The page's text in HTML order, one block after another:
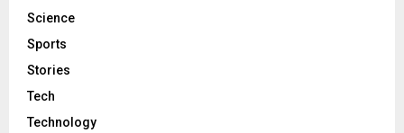
Science
Sports
Stories
Tech
Technology